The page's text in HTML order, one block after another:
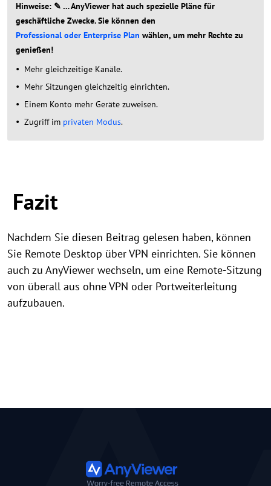
Hinweise: ✎ … AnyViewer hat auch spezielle Pläne für
geschäftliche Zwecke. Sie können den
Professional oder Enterprise Plan wählen, um mehr Rechte zu
genießen!
Mehr gleichzeitige Kanäle.
Mehr Sitzungen gleichzeitig einrichten.
Einem Konto mehr Geräte zuweisen.
Zugriff im privaten Modus.
Fazit
Nachdem Sie diesen Beitrag gelesen haben, können
Sie Remote Desktop über VPN einrichten. Sie können
auch zu AnyViewer wechseln, um eine Remote-Sitzung
von überall aus ohne VPN oder Portweiterleitung
aufzubauen.